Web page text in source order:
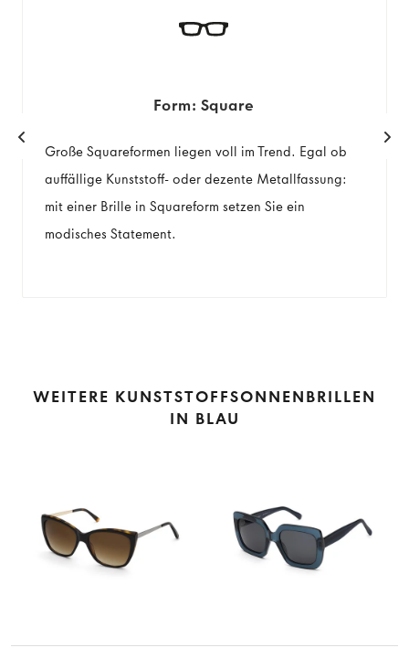
Form: Square
Große Squareformen liegen voll im Trend. Egal ob
auffällige Kunststoff- oder dezente Metallfassung:
mit einer Brille in Squareform setzen Sie ein
modisches Statement.
WEITERE KUNSTSTOFFSONNENBRILLEN
IN BLAU